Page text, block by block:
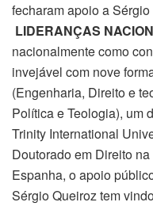
fecharam apoio a
LIDERANÇAS
nacionalmente como
invejável com nove
(Engenharia, Direito e
Política e Teologia), um
Trinity International
Doutorado em Direito
Espanha, o apoio
Sérgio Queiroz tem